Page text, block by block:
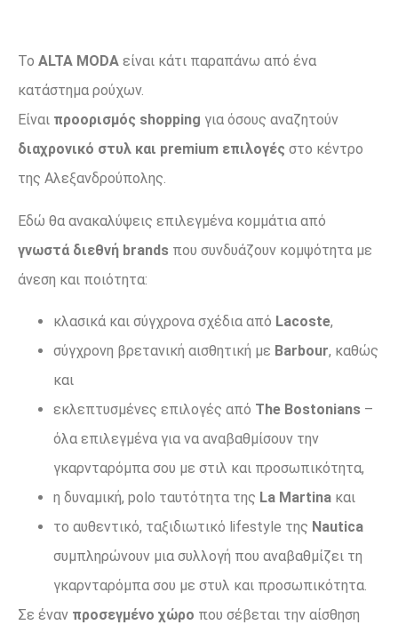
Το ALTA MODA είναι κάτι παραπάνω από ένα
κατάστημα ρούχων.
Είναι προορισμός shopping για όσους αναζητούν
διαχρονικό στυλ και premium επιλογές στο κέντρο
της Αλεξανδρούπολης.
Εδώ θα ανακαλύψεις επιλεγμένα κομμάτια από
γνωστά διεθνή brands που συνδυάζουν κομψότητα με
άνεση και ποιότητα:
κλασικά και σύγχρονα σχέδια από Lacoste,
σύγχρονη βρετανική αισθητική με Barbour, καθώς
και
εκλεπτυσμένες επιλογές από The Bostonians –
όλα επιλεγμένα για να αναβαθμίσουν την
γκαρνταρόμπα σου με στιλ και προσωπικότητα,
η δυναμική, polo ταυτότητα της La Martina και
το αυθεντικό, ταξιδιωτικό lifestyle της Nautica
συμπληρώνουν μια συλλογή που αναβαθμίζει τη
γκαρνταρόμπα σου με στυλ και προσωπικότητα.
Σε έναν προσεγμένο χώρο που σέβεται την αίσθηση